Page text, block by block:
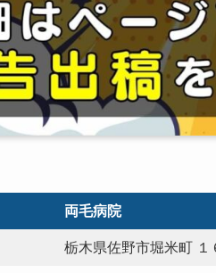
両毛病院
栃木県佐野市堀米町 １